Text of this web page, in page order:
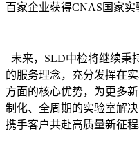
百家企业获得CNAS国家实
未来，SLD中检将继续秉
的服务理念，充分发挥在
方面的核心优势，为更多
制化、全周期的实验室解
携手客户共赴高质量新征程